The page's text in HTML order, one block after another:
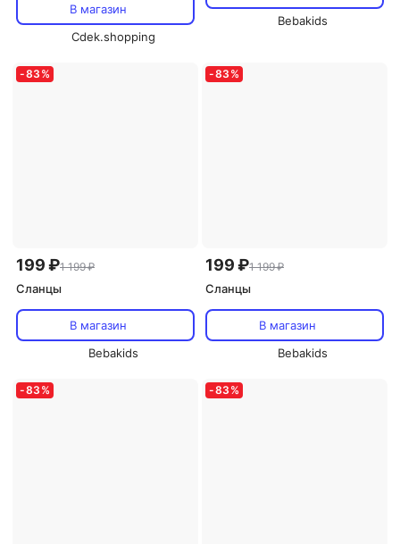
В магазин
Cdek.shopping
Bebakids
-83 %
199 ₽1 199 ₽
Сланцы
В магазин
Bebakids
-83 %
199 ₽1 199 ₽
Сланцы
В магазин
Bebakids
-83 % -83 %